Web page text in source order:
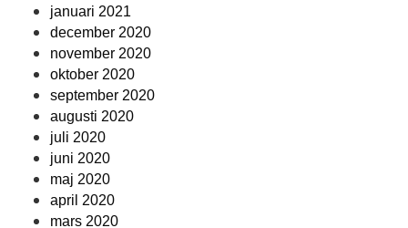
januari 2021
december 2020
november 2020
oktober 2020
september 2020
augusti 2020
juli 2020
juni 2020
maj 2020
april 2020
mars 2020